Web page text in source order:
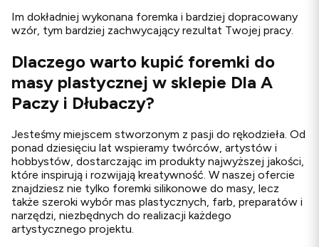
Im dokładniej wykonana foremka i bardziej dopracowany
wzór, tym bardziej zachwycający rezultat Twojej pracy.
Dlaczego warto kupić foremki do
masy plastycznej w sklepie Dla A
Paczy i Dłubaczy?
Jesteśmy miejscem stworzonym z pasji do rękodzieła. Od
ponad dziesięciu lat wspieramy twórców, artystów i
hobbystów, dostarczając im produkty najwyższej jakości,
które inspirują i rozwijają kreatywność. W naszej ofercie
znajdziesz nie tylko foremki silikonowe do masy, lecz
także szeroki wybór mas plastycznych, farb, preparatów i
narzędzi, niezbędnych do realizacji każdego
artystycznego projektu.